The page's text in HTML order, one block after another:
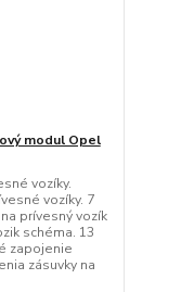
modul Opel
vozíky.
vozíky. 7
prívesný vozík
schéma. 13
zapojenie
zásuvky na